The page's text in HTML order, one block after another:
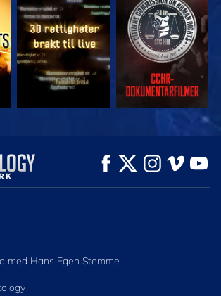
SE SE
UTFORSK SERIEN
med Hans Egen Stemme